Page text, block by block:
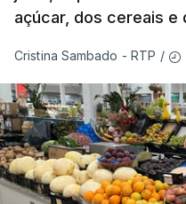
açúcar, dos cereais e
Cristina Sambado - RTP /